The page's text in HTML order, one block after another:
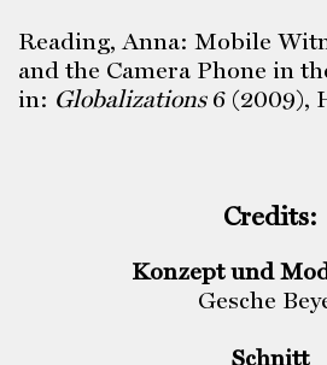
Reading, Anna: Mobile
and the Camera Phone in
in: Globalizations6 (2009),
Credits:
Konzept und
Gesche
Schnitt